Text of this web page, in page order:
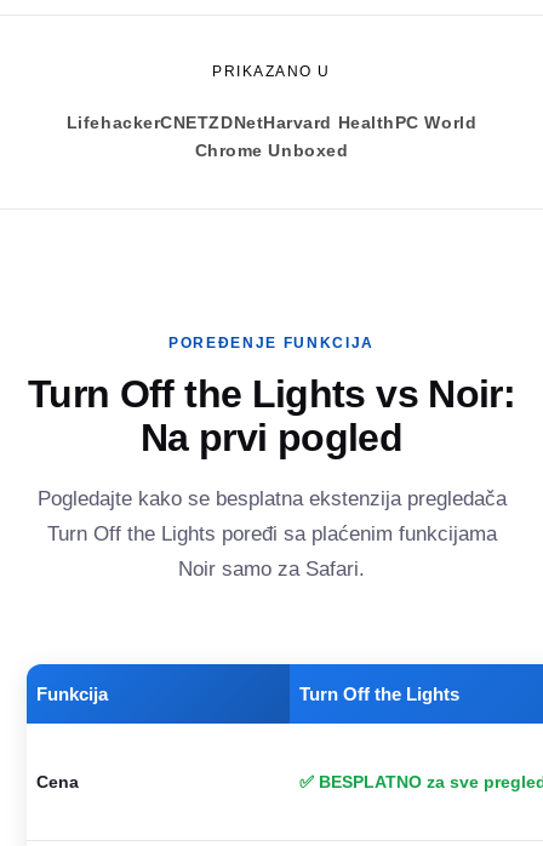
PRIKAZANO U
LifehackerCNETZDNet Harvard Health PC World
Chrome Unboxed
POREĐENJE FUNKCIJA
Turn Off the Lights vs Noir:
Na prvi pogled
Pogledajte kako se besplatna ekstenzija pregledača
Turn Off the Lights poređi sa plaćenim funkcijama
Noir samo za Safari.
Funkcija Turn Off the Lights
Cena ✅ BESPLATNO za sve